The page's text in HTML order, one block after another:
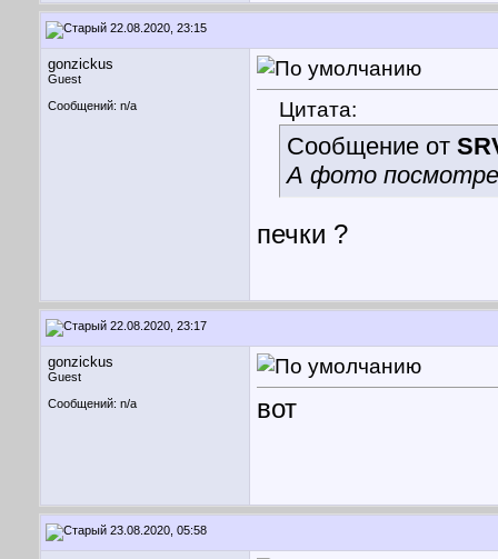
22.08.2020, 23:15
gonzickus
Guest
Сообщений: n/a
Цитата:
Сообщение от
А фото
печки ?
22.08.2020, 23:17
gonzickus
Guest
Сообщений: n/a
вот
23.08.2020, 05:58